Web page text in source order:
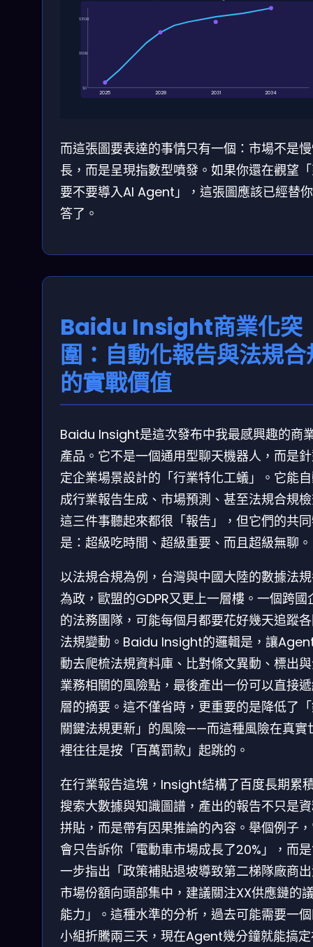
$0
$50B
$150B
2025 2028 2031 2034
而這張圖要表達的事情只有一個：市場不是
長，而是呈現指數型噴發。如果你還在觀望
要不要導入AI Agent」，這張圖應該已經替
答了。
Baidu Insight商業化突
圍：自動化報告與法規合
的實戰價值
Baidu Insight是這次發布中我最感興趣的商
產品。它不是一個通用型聊天機器人，而是
定企業場景設計的「行業特化工蟻」。它能
成行業報告生成、市場預測、甚至法規合規
這三件事聽起來都很「報告」，但它們的共
是：超級吃時間、超級重要、而且超級無聊。
以法規合規為例，台灣與中國大陸的數據法
為政，歐盟的GDPR又更上一層樓。一個跨國
的法務團隊，可能每個月都要花好幾天追蹤
法規變動。Baidu Insight的邏輯是，讓
動去爬梳法規資料庫、比對條文異動、標出
業務相關的風險點，最後產出一份可以直接
層的摘要。這不僅省時，更重要的是降低了
關鍵法規更新」的風險——而這種風險在真實
裡往往是按「百萬罰款」起跳的。
在行業報告這塊，Insight結構了百度長期累
搜索大數據與知識圖譜，產出的報告不只是
拼貼，而是帶有因果推論的內容。舉個例子
會只告訴你「電動車市場成長了20%」，而
一步指出「政策補貼退坡導致第二梯隊廠商
市場份額向頭部集中，建議關注XX供應鏈的
能力」。這種水準的分析，過去可能需要一
小組折騰兩三天，現在Agent幾分鐘就能搞